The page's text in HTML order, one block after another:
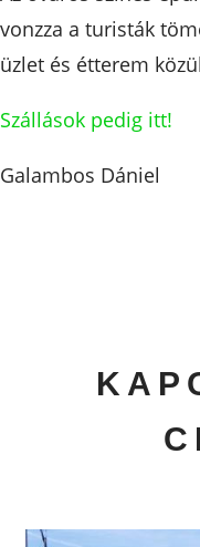
vonzza a turisták
üzlet és étterem
Szállások pedig itt!
Galambos Dániel